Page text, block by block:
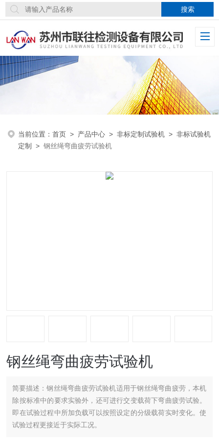
当前位置：首页 > 产品中心 >非标定制试验机 >非标试验机
定制
>钢丝绳弯曲疲劳试验机
钢丝绳弯曲疲劳试验机
简要描述：钢丝绳弯曲疲劳试验机适用于钢丝绳弯曲疲劳，本机
除按标准中的要求实验外，还可进行交变载荷下弯曲疲劳试验。
即在试验过程中所加负载可以按照设定的分级载荷实时变化。使
试验过程更接近于实际工况。